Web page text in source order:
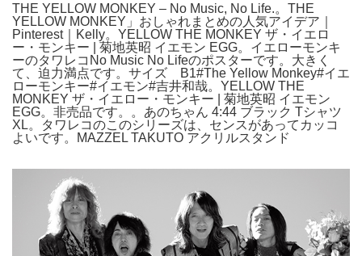
THE YELLOW MONKEY – No Music, No Life.。THE
YELLOW MONKEY」おしゃれまとめの人気アイデア｜
Pinterest｜Kelly。YELLOW THE MONKEY ザ・イエロ
ー・モンキー | 菊地英昭 イエモン EGG。イエローモンキ
ーのタワレコNo Music No Lifeのポスターです。大きく
て、迫力満点です。サイズ B1#The Yellow Monkey#イエ
ローモンキー#イエモン#吉井和哉。YELLOW THE
MONKEY ザ・イエロー・モンキー | 菊地英昭 イエモン
EGG。非売品です。。あのちゃん 4:44 ブラック Tシャツ
XL。タワレコのこのシリーズは、センスがあってカッコ
よいです。MAZZEL TAKUTO アクリルスタンド